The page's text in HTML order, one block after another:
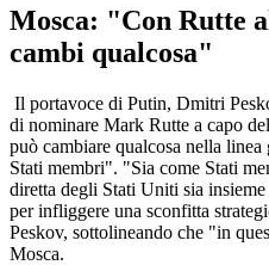
Mosca: "Con Rutte
cambi qualcosa"
Il portavoce di Putin, Dmitri
di nominare Mark Rutte a capo
può cambiare qualcosa nella
Stati membri". "Sia come Stati
diretta degli Stati Uniti sia
per infliggere una sconfitta
Peskov, sottolineando che "in
Mosca.